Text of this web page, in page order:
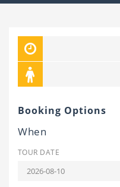
Booking Options
When
TOUR DATE